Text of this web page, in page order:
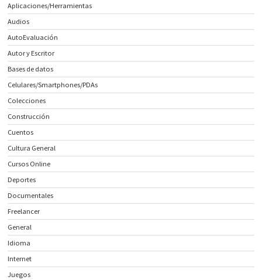
Aplicaciones/Herramientas
Audios
AutoEvaluación
Autor y Escritor
Bases de datos
Celulares/Smartphones/PDAs
Colecciones
Construcción
Cuentos
Cultura General
Cursos Online
Deportes
Documentales
Freelancer
General
Idioma
Internet
Juegos